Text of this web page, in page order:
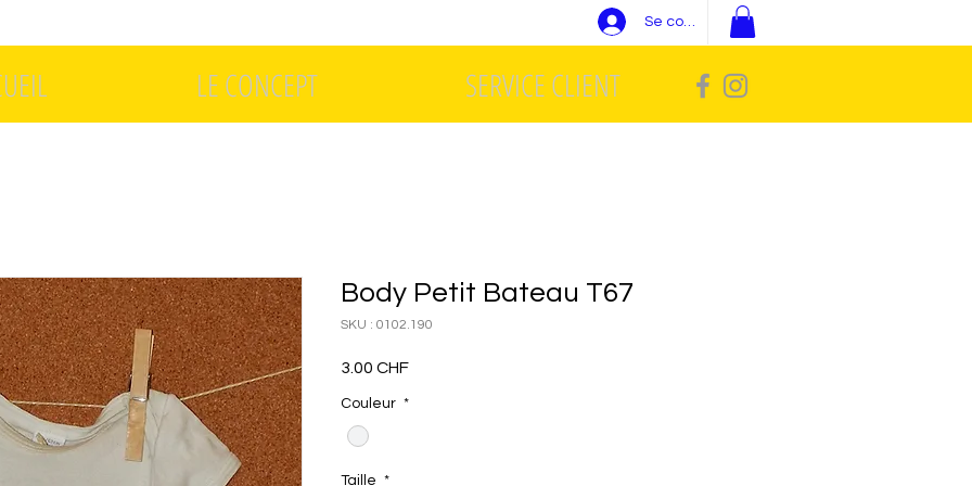
Se connecter
LE CONCEPT SERVICE CLIENT
Body Petit Bateau T67
SKU : 0102.190
3.00 CHFPrix
Couleur *
Taille *